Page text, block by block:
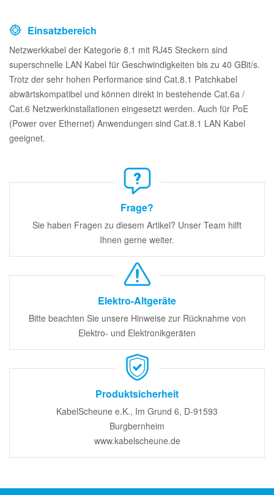
Einsatzbereich
Netzwerkkabel der Kategorie 8.1 mit RJ45 Steckern sind
superschnelle LAN Kabel für Geschwindigkeiten bis zu 40 GBit/s.
Trotz der sehr hohen Performance sind Cat.8.1 Patchkabel
abwärtskompatibel und können direkt in bestehende Cat.6a /
Cat.6 Netzwerkinstallationen eingesetzt werden. Auch für PoE
(Power over Ethernet) Anwendungen sind Cat.8.1 LAN Kabel
geeignet.
Frage?
Sie haben Fragen zu diesem Artikel? Unser Team hilft
Ihnen gerne weiter.
Elektro-Altgeräte
Bitte beachten Sie unsere Hinweise zur Rücknahme von
Elektro- und Elektronikgeräten
Produktsicherheit
KabelScheune e.K., Im Grund 6, D-91593
Burgbernheim
www.kabelscheune.de